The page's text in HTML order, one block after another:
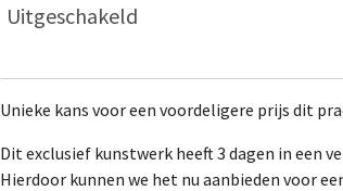
Uitgeschakeld
Unieke kans voor een voordeligere prijs dit
Dit exclusief kunstwerk heeft 3 dagen in een
Hierdoor kunnen we het nu aanbieden voor